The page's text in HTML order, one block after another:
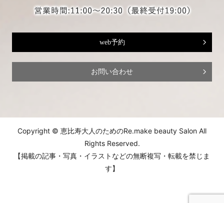
web予約
お問い合わせ
Copyright © 恵比寿大人のためのRe.make beauty Salon All
Rights Reserved.
【掲載の記事・写真・イラストなどの無断複写・転載を禁じま
す】